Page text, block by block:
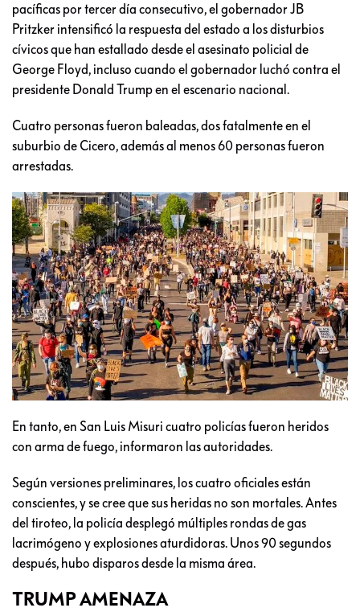
pacíficas por tercer día consecutivo, el gobernador JB
Pritzker intensificó la respuesta del estado a los disturbios
cívicos que han estallado desde el asesinato policial de
George Floyd, incluso cuando el gobernador luchó contra el
presidente Donald Trump en el escenario nacional.
Cuatro personas fueron baleadas, dos fatalmente en el
suburbio de Cicero, además al menos 60 personas fueron
arrestadas.
En tanto, en San Luis Misuri cuatro policías fueron heridos
con arma de fuego, informaron las autoridades.
Según versiones preliminares, los cuatro oficiales están
conscientes, y se cree que sus heridas no son mortales. Antes
del tiroteo, la policía desplegó múltiples rondas de gas
lacrimógeno y explosiones aturdidoras. Unos 90 segundos
después, hubo disparos desde la misma área.
TRUMP AMENAZA